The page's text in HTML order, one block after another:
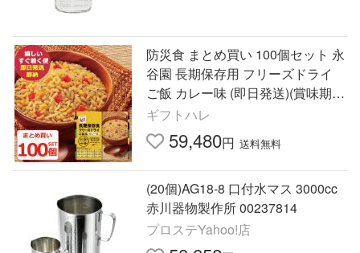
防災食 まとめ買い 100個セット 永
谷園 長期保存用 フリーズドライ
ご飯 カレー味 (即日発送)(賞味期
限:2032年8月) 送料無料【 長期保
存 】【_
ギフトハレ
59,480円 送料無料
(20個)AG18-8 口付水マス 3000cc
赤川器物製作所 00237814
プロステYahoo!店